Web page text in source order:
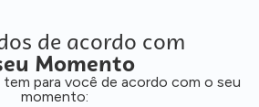
de acordo com
Momento
tem para você de acordo com o seu
momento: